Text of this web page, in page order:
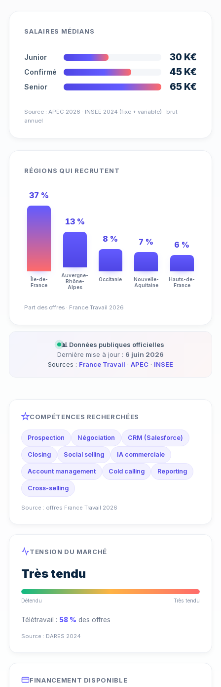
SALAIRES MÉDIANS
Junior 30 K€
Confirmé 45 K€
Senior 65 K€
Source : APEC 2026 · INSEE 2024 (fixe + variable) · brut
annuel
RÉGIONS QUI RECRUTENT
37 %
Île-de-
France
13 %
Auvergne-
Rhône-
Alpes
8 %
Occitanie
7 %
Nouvelle-
Aquitaine
6 %
Hauts-de-
France
Part des offres · France Travail 2026
📊 Données publiques officielles
Dernière mise à jour : 6 juin 2026
Sources : France Travail · APEC · INSEE
COMPÉTENCES RECHERCHÉES
Prospection Négociation CRM (Salesforce)
Closing Social selling IA commerciale
Account management Cold calling Reporting
Cross-selling
Source : offres France Travail 2026
TENSION DU MARCHÉ
Très tendu
Détendu Très tendu
Télétravail : 58 % des offres
Source : DARES 2024
FINANCEMENT DISPONIBLE